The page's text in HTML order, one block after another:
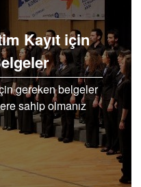
Kayıt için
gereken belgeler
sahip olmanız
güncel bilgilere..